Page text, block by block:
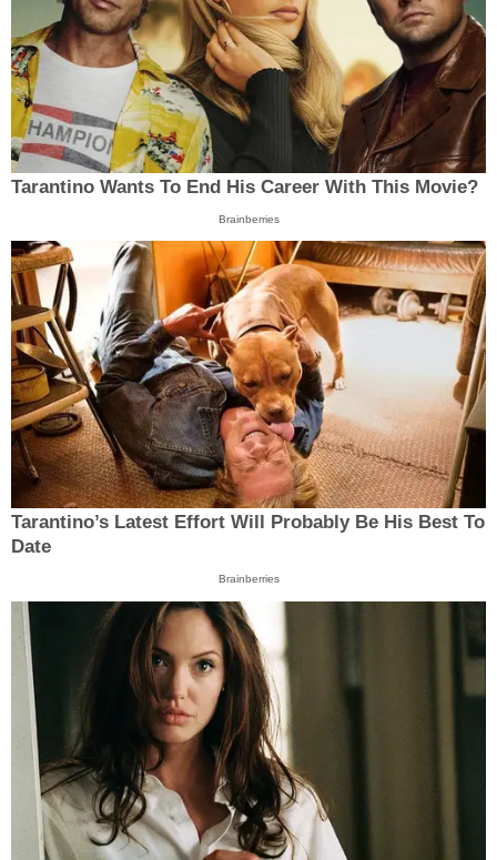
Tarantino Wants To End His Career With This Movie?
Brainberries
Tarantino’s Latest Effort Will Probably Be His Best To
Date
Brainberries